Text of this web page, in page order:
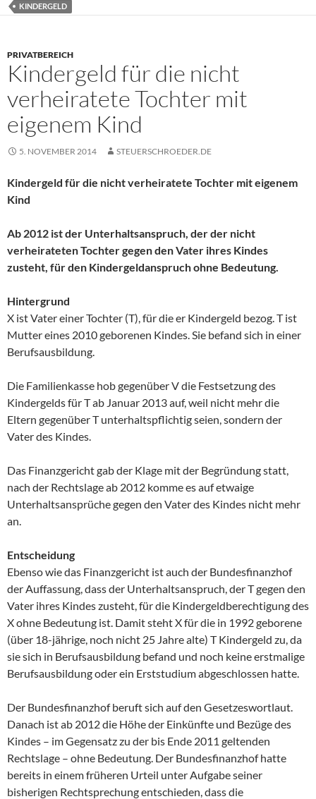
KINDERGELD
PRIVATBEREICH
Kindergeld für die nicht
verheiratete Tochter mit
eigenem Kind
5. NOVEMBER 2014 STEUERSCHROEDER.DE
Kindergeld für die nicht verheiratete Tochter mit eigenem
Kind
Ab 2012 ist der Unterhaltsanspruch, der der nicht
verheirateten Tochter gegen den Vater ihres Kindes
zusteht, für den Kindergeldanspruch ohne Bedeutung.
Hintergrund
X ist Vater einer Tochter (T), für die er Kindergeld bezog. T ist
Mutter eines 2010 geborenen Kindes. Sie befand sich in einer
Berufsausbildung.
Die Familienkasse hob gegenüber V die Festsetzung des
Kindergelds für T ab Januar 2013 auf, weil nicht mehr die
Eltern gegenüber T unterhaltspflichtig seien, sondern der
Vater des Kindes.
Das Finanzgericht gab der Klage mit der Begründung statt,
nach der Rechtslage ab 2012 komme es auf etwaige
Unterhaltsansprüche gegen den Vater des Kindes nicht mehr
an.
Entscheidung
Ebenso wie das Finanzgericht ist auch der Bundesfinanzhof
der Auffassung, dass der Unterhaltsanspruch, der T gegen den
Vater ihres Kindes zusteht, für die Kindergeldberechtigung des
X ohne Bedeutung ist. Damit steht X für die in 1992 geborene
(über 18-jährige, noch nicht 25 Jahre alte) T Kindergeld zu, da
sie sich in Berufsausbildung befand und noch keine erstmalige
Berufsausbildung oder ein Erststudium abgeschlossen hatte.
Der Bundesfinanzhof beruft sich auf den Gesetzeswortlaut.
Danach ist ab 2012 die Höhe der Einkünfte und Bezüge des
Kindes – im Gegensatz zu der bis Ende 2011 geltenden
Rechtslage – ohne Bedeutung. Der Bundesfinanzhof hatte
bereits in einem früheren Urteil unter Aufgabe seiner
bisherigen Rechtsprechung entschieden, dass die